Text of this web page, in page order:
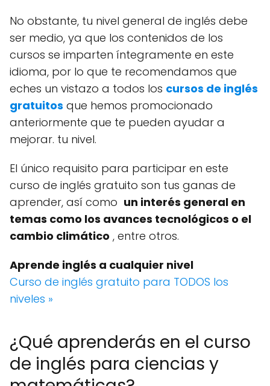
No obstante, tu nivel general de inglés debe
ser medio, ya que los contenidos de los
cursos se imparten íntegramente en este
idioma, por lo que te recomendamos que
eches un vistazo a todos los cursos de inglés
gratuitos que hemos promocionado
anteriormente que te pueden ayudar a
mejorar. tu nivel.
El único requisito para participar en este
curso de inglés gratuito son tus ganas de
aprender, así como un interés general en
temas como los avances tecnológicos o el
cambio climático , entre otros.
Aprende inglés a cualquier nivel
Curso de inglés gratuito para TODOS los
niveles »
¿Qué aprenderás en el curso
de inglés para ciencias y